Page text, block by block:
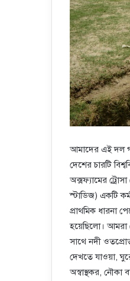
আমাদের এই দল
দেশের চারটি
অক্সফ্যামের
স্টাডিজ) একটি
প্রাথমিক ধারনা
হয়েছিলো। আমরা
সাথে নদী
দেখতে যাওয়া,
অস্বাস্থকর, নৌকা